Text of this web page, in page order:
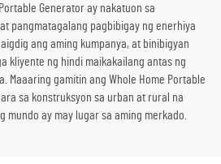
Generator ay nakatuon sa
pangmatagalang pagbibigay ng enerhiya
ang aming kumpanya, at binibigyan
kliyente ng hindi maikakailang antas ng
Maaaring gamitin ang Whole Home Portable
sa konstruksyon sa urban at rural na
mundo ay may lugar sa aming merkado.